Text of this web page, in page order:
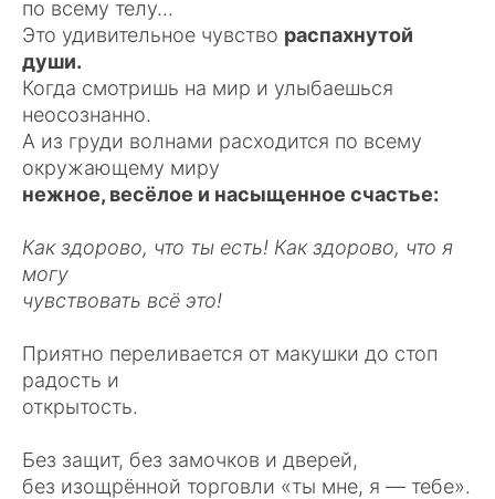
по всему телу...
Это удивительное чувство распахнутой
души.
Когда смотришь на мир и улыбаешься
неосознанно.
А из груди волнами расходится по всему
окружающему миру
нежное, весёлое и насыщенное счастье:
Как здорово, что ты есть! Как здорово, что я
могу
чувствовать всё это!
Приятно переливается от макушки до стоп
радость и
открытость.
Без защит, без замочков и дверей,
без изощрённой торговли «ты мне, я — тебе».